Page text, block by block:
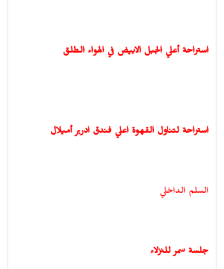
استراحة أعلي الجبل الابيض في الهواء الطلق
استراحة لتناول القهوة اعلي فندق ادرير أميلال
السلم الداخلي
جلسة سمر للنزلاء